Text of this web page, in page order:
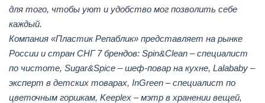
для того, чтобы уют и удобство мог позволить себе
каждый.
Компания «Пластик Репаблик» представляет на рынке
России и стран СНГ 7 брендов: Spin&Clean – специалист
по чистоте, Sugar&Spice – шеф-повар на кухне, Lalababy –
эксперт в детских товарах, InGreen – специалист по
цветочным горшкам, Keeplex – мэтр в хранении вещей,